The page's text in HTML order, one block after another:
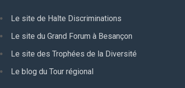
Le site de Halte Discriminations
Le site du Grand Forum à Besançon
Le site des Trophées de la Diversité
Le blog du Tour régional